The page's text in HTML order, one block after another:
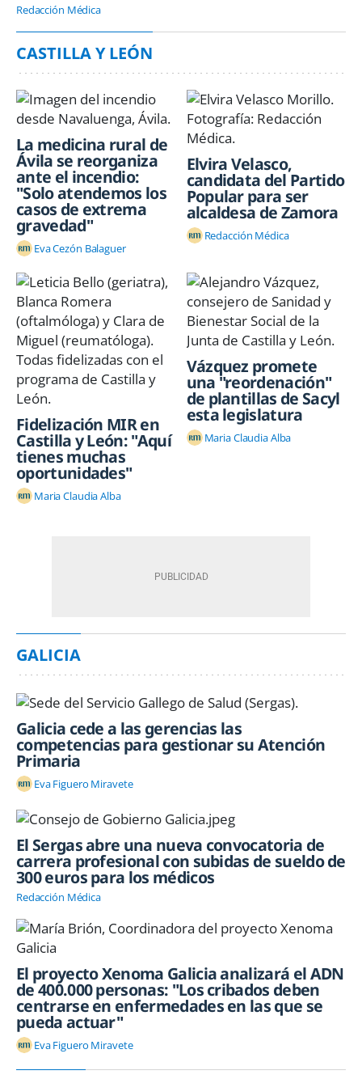
Redacción Médica
CASTILLA Y LEÓN
La medicina rural de
Ávila se reorganiza
ante el incendio:
"Solo atendemos los
casos de extrema
gravedad"
Eva Cezón Balaguer
Elvira Velasco,
candidata del Partido
Popular para ser
alcaldesa de Zamora
Redacción Médica
Fidelización MIR en
Castilla y León: "Aquí
tienes muchas
oportunidades"
Maria Claudia Alba
Vázquez promete
una "reordenación"
de plantillas de Sacyl
esta legislatura
Maria Claudia Alba
GALICIA
Galicia cede a las gerencias las
competencias para gestionar su Atención
Primaria
Eva Figuero Miravete
El Sergas abre una nueva convocatoria de
carrera profesional con subidas de sueldo de
300 euros para los médicos
Redacción Médica
El proyecto Xenoma Galicia analizará el ADN
de 400.000 personas: "Los cribados deben
centrarse en enfermedades en las que se
pueda actuar"
Eva Figuero Miravete